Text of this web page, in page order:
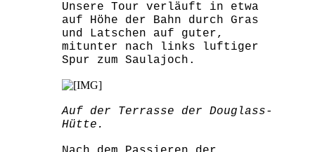
Unsere Tour verläuft in etwa
auf Höhe der Bahn durch Gras
und Latschen auf guter,
mitunter nach links luftiger
Spur zum Saulajoch.
Auf der Terrasse der Douglass-
Hütte.